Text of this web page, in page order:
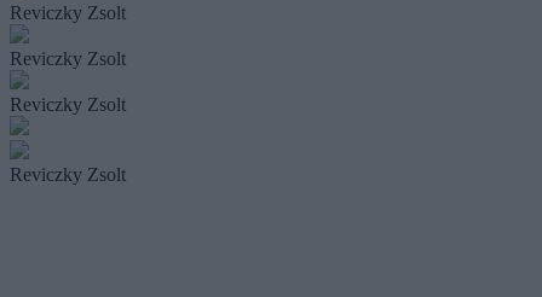
Reviczky Zsolt
Reviczky Zsolt
Reviczky Zsolt
Reviczky Zsolt